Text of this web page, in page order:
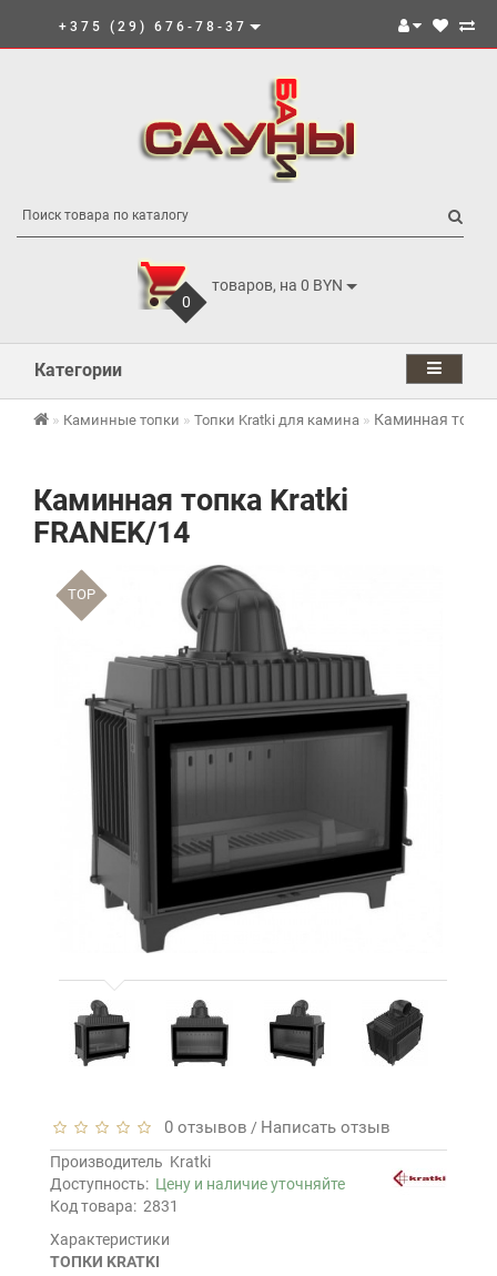
+375 (29) 676-78-37
0
товаров, на 0 BYN
Категории
Каминные топки Топки Kratki для камина Каминная
Каминная топка Kratki
FRANEK/14
TOP
0 отзывов / Написать отзыв
Производитель Kratki
Доступность: Цену и наличие уточняйте
Код товара: 2831
Характеристики
ТОПКИ KRATKI